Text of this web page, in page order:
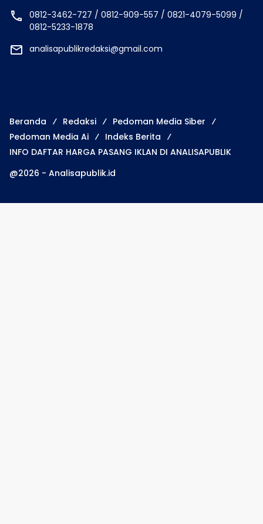
0812-3462-727 / 0812-909-557 / 0821-4079-5099 /
0812-5233-1878
analisapublikredaksi@gmail.com
Beranda Redaksi
Pedoman Media Siber
Pedoman Media Ai
Indeks Berita
INFO DAFTAR HARGA PASANG IKLAN DI ANALISAPUBLIK
@2026 - Analisapublik.id